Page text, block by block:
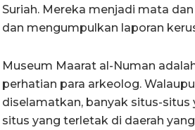
Suriah. Mereka menjadi mata
dan mengumpulkan laporan
Museum Maarat al-Numan
perhatian para arkeolog.
diselamatkan, banyak situs-
situs yang terletak di daerah